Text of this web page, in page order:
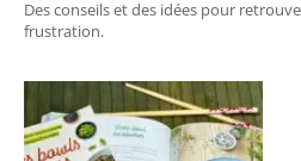
Des conseils et des idées pour
frustration.